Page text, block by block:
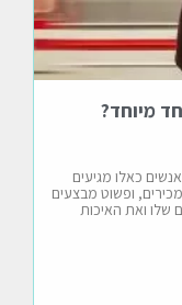
מיוחד?
כאלו מגיעים
ופשוט מבצעים
שלו ואת האיכות